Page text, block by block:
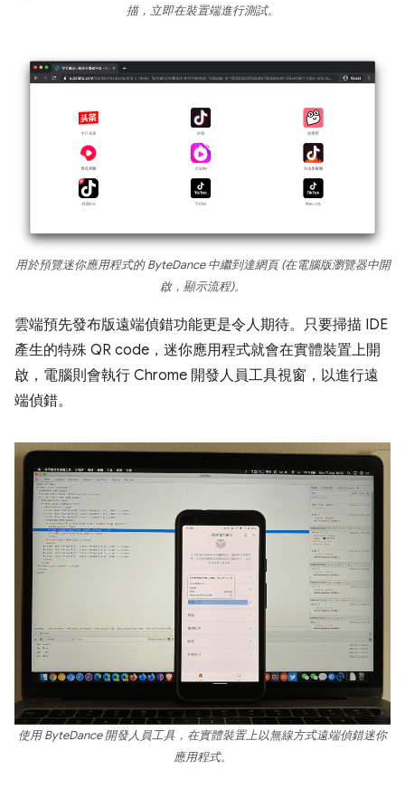
描，立即在裝置端進行測試。
用於預覽迷你應用程式的 ByteDance 中繼到達網頁 (在電腦版瀏覽器中開
啟，顯示流程)。
雲端預先發布版遠端偵錯功能更是令人期待。只要掃描 IDE
產生的特殊 QR code，迷你應用程式就會在實體裝置上開
啟，電腦則會執行 Chrome 開發人員工具視窗，以進行遠
端偵錯。
使用 ByteDance 開發人員工具，在實體裝置上以無線方式遠端偵錯迷你
應用程式。